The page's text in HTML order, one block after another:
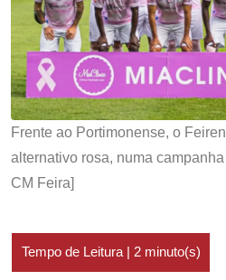
Frente ao Portimonense, o
alternativo rosa, numa
CM Feira]